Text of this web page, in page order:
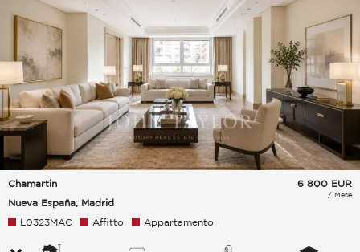
Chamartin
Nueva España, Madrid
6 800 EUR
/ Mese
L0323MAC Affitto Appartamento